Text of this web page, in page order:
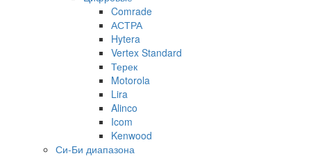
Comrade
АСТРА
Hytera
Vertex Standard
Терек
Motorola
Lira
Alinco
Icom
Kenwood
Си-Би диапазона